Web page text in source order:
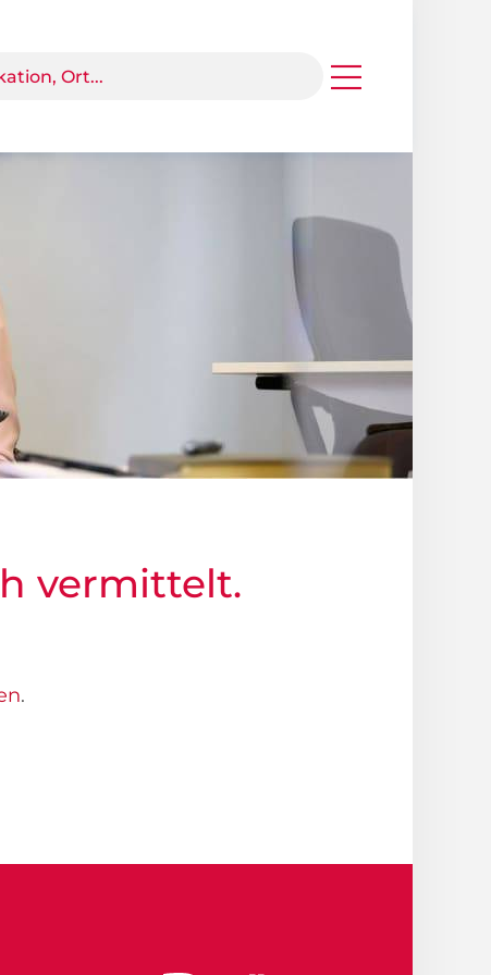
vermittelt.
.